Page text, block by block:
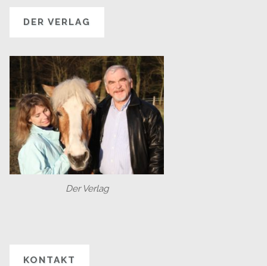
DER VERLAG
Der Verlag
KONTAKT